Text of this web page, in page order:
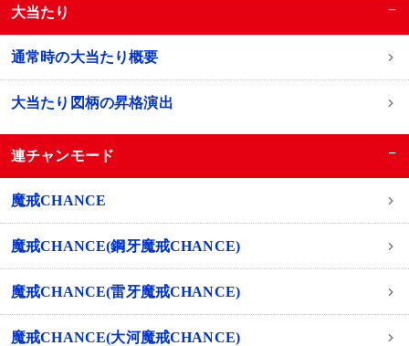
大当たり −
通常時の大当たり概要
大当たり図柄の昇格演出
連チャンモード −
魔戒CHANCE
魔戒CHANCE(鋼牙魔戒CHANCE)
魔戒CHANCE(雷牙魔戒CHANCE)
魔戒CHANCE(大河魔戒CHANCE)